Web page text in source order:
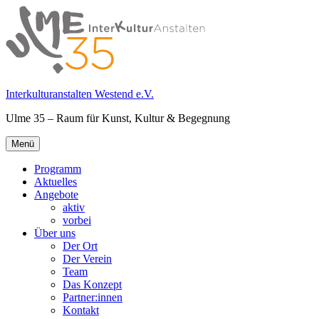
Springe
zum
Inhalt
Interkulturanstalten Westend e.V.
Ulme 35 – Raum für Kunst, Kultur & Begegnung
Primäres
Menü
Menü
Programm
Aktuelles
Angebote
aktiv
vorbei
Über uns
Der Ort
Der Verein
Team
Das Konzept
Partner:innen
Kontakt